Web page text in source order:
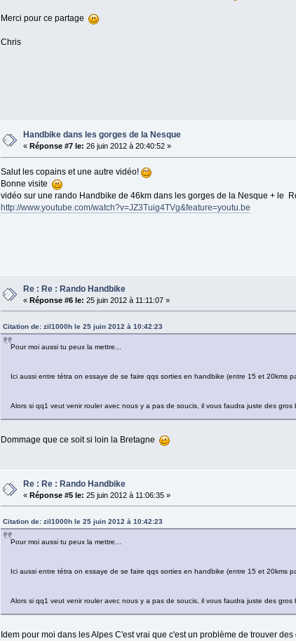
Merci pour ce partage
Chris
Handbike dans les gorges de la Nesque
« Réponse #7 le: 26 juin 2012 à 20:40:52 »
Salut les copains et une autre vidéo!
Bonne visite
vidéo sur une rando Handbike de 46km dans les gorges de la Nesque + le
http://www.youtube.com/watch?v=JZ3Tuig4TVg&feature=youtu.be
Re : Re : Rando Handbike
« Réponse #6 le: 25 juin 2012 à 11:11:07 »
Citation de: zil1000h le 25 juin 2012 à 10:42:23
Pour moi aussi tu peux la mettre...
Ici aussi entre tétra on essaye de se faire qqs sorties en handbike (entre 15 et 20kms
Alors si qq1 veut venir rouler avec nous y a pas de soucis, il vous faudra juste des
Dommage que ce soit si loin la Bretagne
Re : Re : Rando Handbike
« Réponse #5 le: 25 juin 2012 à 11:06:35 »
Citation de: zil1000h le 25 juin 2012 à 10:42:23
Pour moi aussi tu peux la mettre...
Ici aussi entre tétra on essaye de se faire qqs sorties en handbike (entre 15 et 20kms
Alors si qq1 veut venir rouler avec nous y a pas de soucis, il vous faudra juste des
Idem pour moi dans les Alpes C'est vrai que c'est un problème de trouver